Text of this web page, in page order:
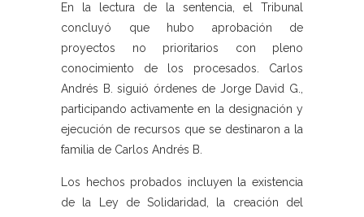
En la lectura de la sentencia, el Tribunal
concluyó que hubo aprobación de
proyectos no prioritarios con pleno
conocimiento de los procesados. Carlos
Andrés B. siguió órdenes de Jorge David G.,
participando activamente en la designación y
ejecución de recursos que se destinaron a la
familia de Carlos Andrés B.
Los hechos probados incluyen la existencia
de la Ley de Solidaridad, la creación del